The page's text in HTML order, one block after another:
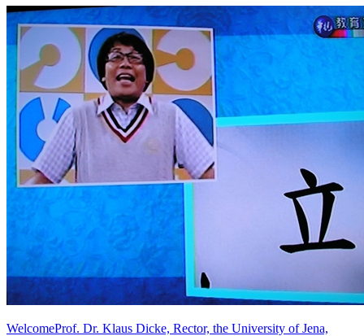
WelcomeProf. Dr. Klaus Dicke, Rector, the University of Jena,